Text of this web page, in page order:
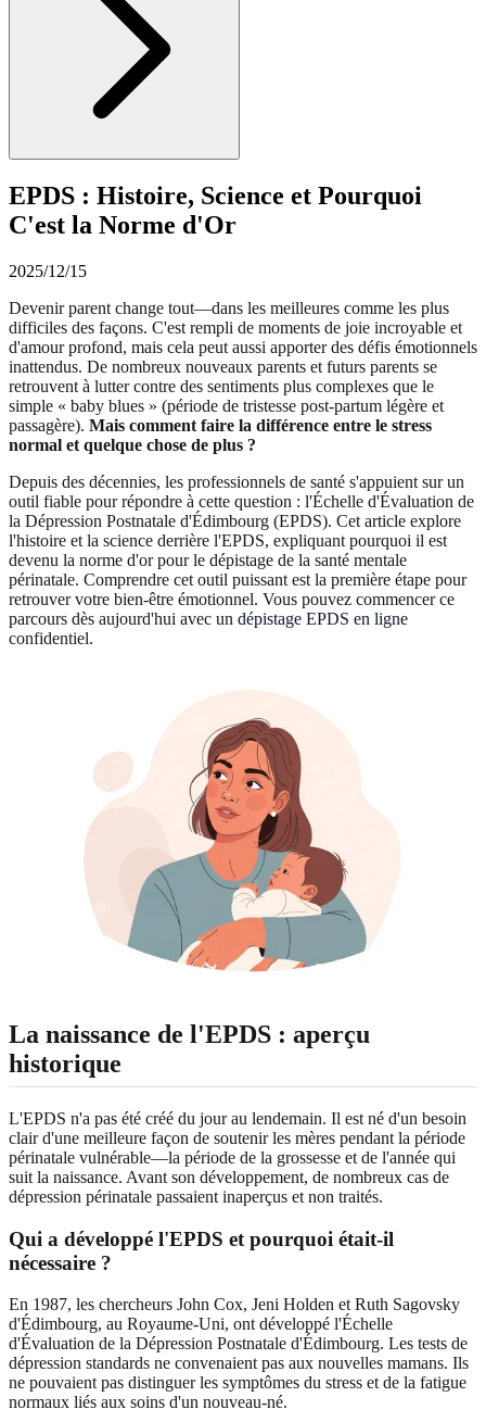
EPDS : Histoire, Science et Pourquoi
C'est la Norme d'Or
2025/12/15
Devenir parent change tout—dans les meilleures comme les plus
difficiles des façons. C'est rempli de moments de joie incroyable et
d'amour profond, mais cela peut aussi apporter des défis émotionnels
inattendus. De nombreux nouveaux parents et futurs parents se
retrouvent à lutter contre des sentiments plus complexes que le
simple « baby blues » (période de tristesse post-partum légère et
passagère). Mais comment faire la différence entre le stress
normal et quelque chose de plus ?
Depuis des décennies, les professionnels de santé s'appuient sur un
outil fiable pour répondre à cette question : l'Échelle d'Évaluation de
la Dépression Postnatale d'Édimbourg (EPDS). Cet article explore
l'histoire et la science derrière l'EPDS, expliquant pourquoi il est
devenu la norme d'or pour le dépistage de la santé mentale
périnatale. Comprendre cet outil puissant est la première étape pour
retrouver votre bien-être émotionnel. Vous pouvez commencer ce
parcours dès aujourd'hui avec un dépistage EPDS en ligne
confidentiel.
La naissance de l'EPDS : aperçu
historique
L'EPDS n'a pas été créé du jour au lendemain. Il est né d'un besoin
clair d'une meilleure façon de soutenir les mères pendant la période
périnatale vulnérable—la période de la grossesse et de l'année qui
suit la naissance. Avant son développement, de nombreux cas de
dépression périnatale passaient inaperçus et non traités.
Qui a développé l'EPDS et pourquoi était‑il
nécessaire ?
En 1987, les chercheurs John Cox, Jeni Holden et Ruth Sagovsky
d'Édimbourg, au Royaume‑Uni, ont développé l'Échelle
d'Évaluation de la Dépression Postnatale d'Édimbourg. Les tests de
dépression standards ne convenaient pas aux nouvelles mamans. Ils
ne pouvaient pas distinguer les symptômes du stress et de la fatigue
normaux liés aux soins d'un nouveau‑né.